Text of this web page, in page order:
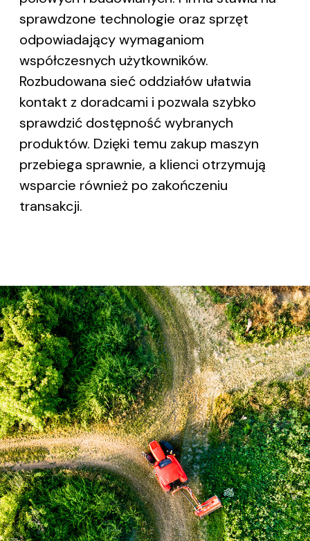
sprawdzone technologie oraz sprzęt
odpowiadający wymaganiom
współczesnych użytkowników.
Rozbudowana sieć oddziałów ułatwia
kontakt z doradcami i pozwala szybko
sprawdzić dostępność wybranych
produktów. Dzięki temu zakup maszyn
przebiega sprawnie, a klienci otrzymują
wsparcie również po zakończeniu
transakcji.